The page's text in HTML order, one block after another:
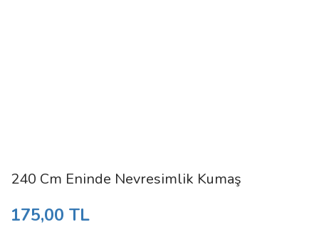
240 Cm Eninde Nevresimlik Kumaş
175,00 TL